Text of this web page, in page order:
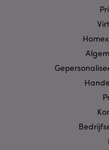
Strikt
strikt
goed gebruikt
Naam